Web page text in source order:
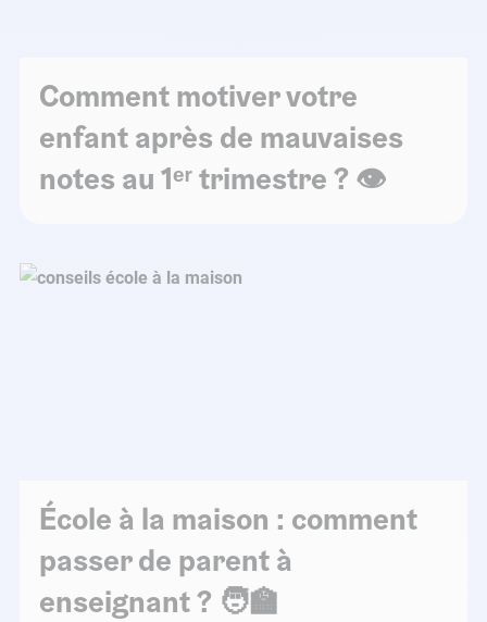
Comment motiver votre
enfant après de mauvaises
notes au 1ᵉʳ trimestre ? 👁️
École à la maison : comment
passer de parent à
enseignant ?​ 🧑‍🏫